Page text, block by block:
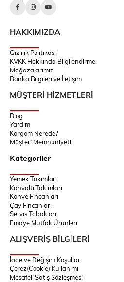
HAKKIMIZDA
Gizlilik Politikası
KVKK Hakkında Bilgilendirme
Mağazalarımız
Banka Bilgileri ve İletişim
MÜŞTERİ HİZMETLERİ
Blog
Yardım
Kargom Nerede?
Müşteri Memnuniyeti
Kategoriler
Yemek Takımları
Kahvaltı Takımları
Kahve Fincanları
Çay Fincanları
Servis Tabakları
Emaye Mutfak Ürünleri
ALIŞVERİŞ BİLGİLERİ
İade ve Değişim Koşulları
Çerez(Cookie) Kullanımı
Mesafeli Satış Sözleşmesi